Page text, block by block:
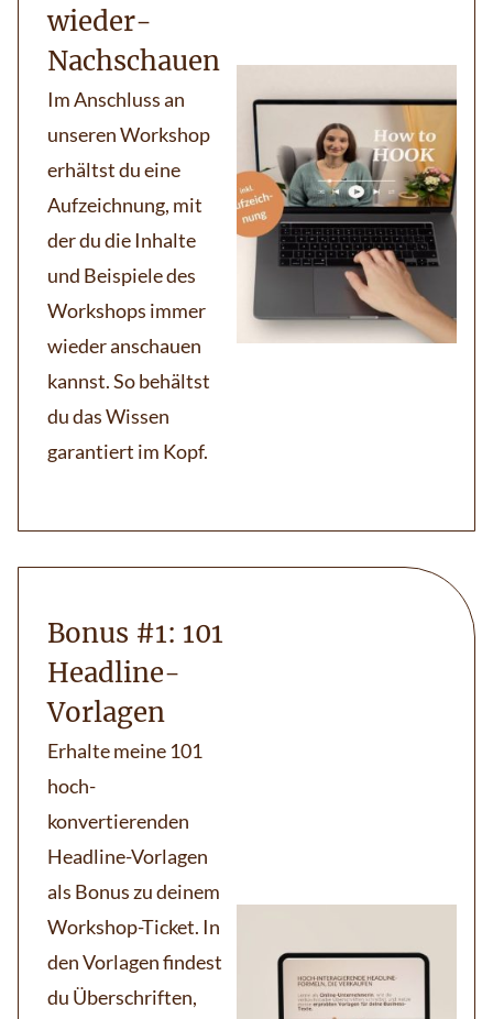
wieder-
Nachschauen
Im Anschluss an
unseren Workshop
erhältst du eine
Aufzeichnung, mit
der du die Inhalte
und Beispiele des
Workshops immer
wieder anschauen
kannst. So behältst
du das Wissen
garantiert im Kopf.
Bonus #1: 101
Headline-
Vorlagen
Erhalte meine 101
hoch-
konvertierenden
Headline-Vorlagen
als Bonus zu deinem
Workshop-Ticket. In
den Vorlagen findest
du Überschriften,